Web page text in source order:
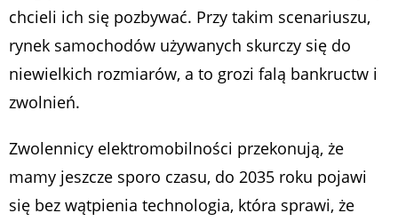
chcieli ich się pozbywać. Przy takim scenariuszu,
rynek samochodów używanych skurczy się do
niewielkich rozmiarów, a to grozi falą bankructw i
zwolnień.
Zwolennicy elektromobilności przekonują, że
mamy jeszcze sporo czasu, do 2035 roku pojawi
się bez wątpienia technologia, która sprawi, że